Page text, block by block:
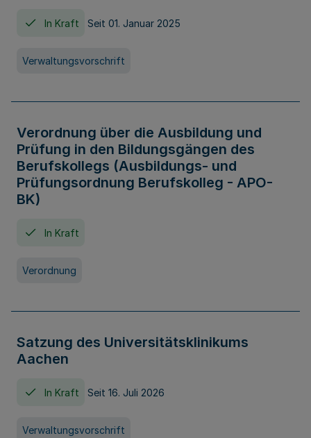
In Kraft Seit 01. Januar 2025
Verwaltungsvorschrift
Verordnung über die Ausbildung und
Prüfung in den Bildungsgängen des
Berufskollegs (Ausbildungs- und
Prüfungsordnung Berufskolleg - APO-
BK)
In Kraft
Verordnung
Satzung des Universitätsklinikums
Aachen
In Kraft Seit 16. Juli 2026
Verwaltungsvorschrift